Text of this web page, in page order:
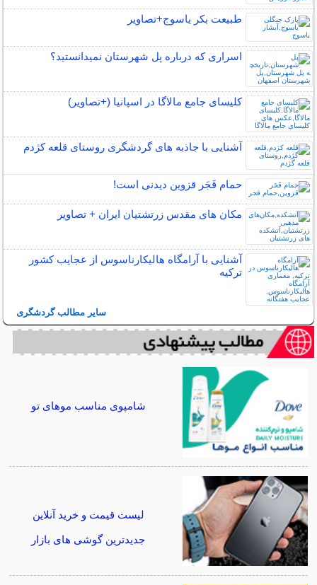
طبیعت بکر یاسوج+تصاویر
اسراری که درباره پل شهرستان نمیدانستید؟
کلیسای جامع مالاگا در اسپانیا (+تصاویر)
آشنایی با جاذبه های گردشگری روستای قلعه کژدم
حمام قَجَر قزوین دیدنی است!
مکان‌ های مقدس زرتشتیان ایران + تصاویر
آشنایی با آرامگاه هالیکارناسوس از عجایب کشور
ترکیه
سایر مطالب گردشگری
شامپوی مناسب موهای تو
لیست قیمت و خرید آنلاین
جدیدترین گوشی های بازار